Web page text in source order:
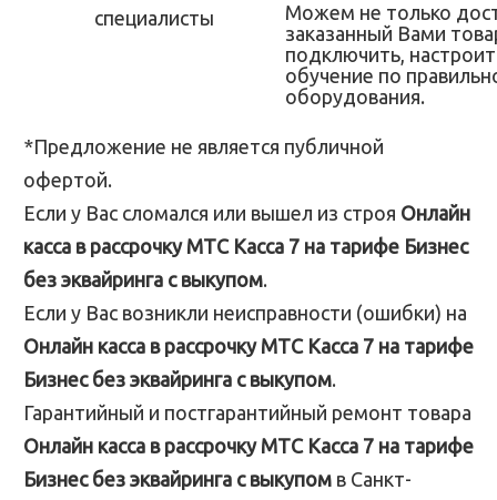
Можем не только
заказанный Вами
подключить,
обучение по
оборудования.
*Предложение не является публичной
офертой.
Если у Вас сломался или вышел из строя Онлайн
касса в рассрочку МТС Касса 7 на тарифе Бизнес
без эквайринга с выкупом.
Если у Вас возникли неисправности (ошибки) на
Онлайн касса в рассрочку МТС Касса 7 на тарифе
Бизнес без эквайринга с выкупом.
Гарантийный и постгарантийный ремонт товара
Онлайн касса в рассрочку МТС Касса 7 на тарифе
Бизнес без эквайринга с выкупом в Санкт-